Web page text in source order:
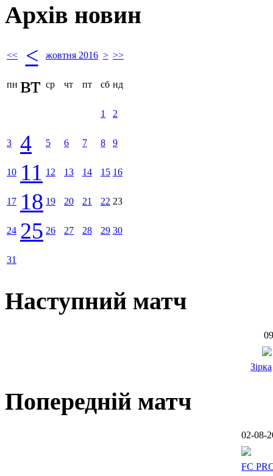
Архів новин
<< < жовтня 2016 > >>
пн вт ср чт пт сб нд
1 2
3 4 5 6 7 8 9
10 11 12 13 14 15 16
17 18 19 20 21 22 23
24 25 26 27 28 29 30
31
Наступний матч
Зірка
Попередній матч
02-08-
FC